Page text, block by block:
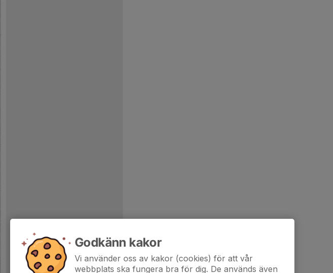
Godkänn kakor
Vi använder oss av kakor (cookies) för att vår
webbplats ska fungera bra för dig. De används även